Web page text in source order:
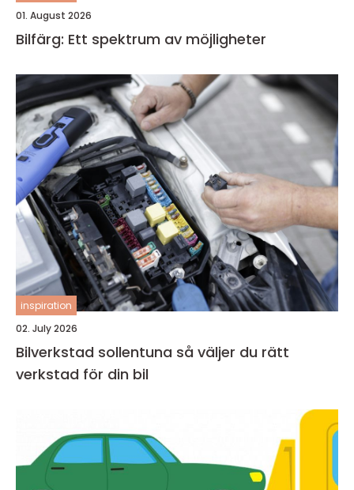
01. August 2026
Bilfärg: Ett spektrum av möjligheter
inspiration
02. July 2026
Bilverkstad sollentuna så väljer du rätt
verkstad för din bil